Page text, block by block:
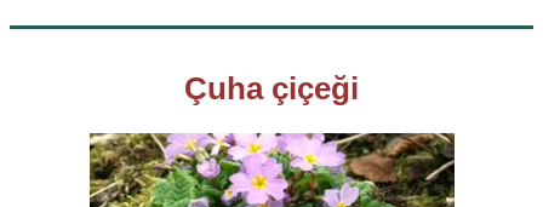
Çuha çiçeği